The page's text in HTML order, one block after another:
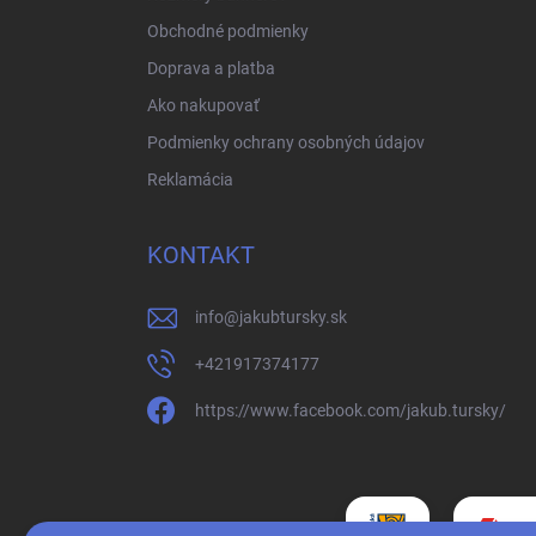
Obchodné podmienky
Doprava a platba
Ako nakupovať
Podmienky ochrany osobných údajov
Reklamácia
KONTAKT
info@jakubtursky.sk
+421917374177
https://www.facebook.com/jakub.tursky/